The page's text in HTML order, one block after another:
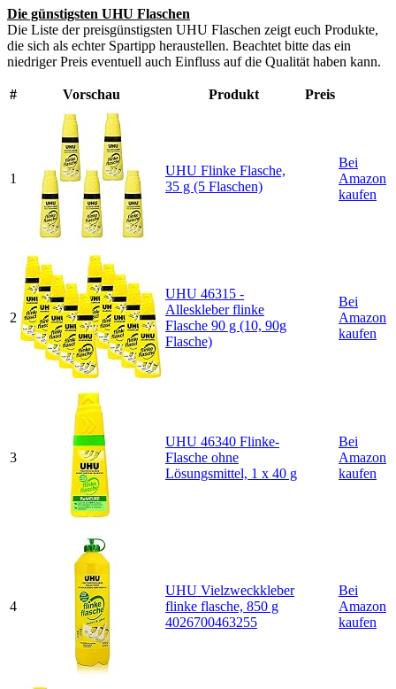
Die günstigsten UHU Flaschen
Die Liste der preisgünstigsten UHU Flaschen zeigt euch Produkte,
die sich als echter Spartipp heraustellen. Beachtet bitte das ein
niedriger Preis eventuell auch Einfluss auf die Qualität haben kann.
# Vorschau Produkt Preis
1
UHU Flinke Flasche,
35 g (5 Flaschen)
Bei
Amazon
kaufen
2
UHU 46315 -
Alleskleber flinke
Flasche 90 g (10, 90g
Flasche)
Bei
Amazon
kaufen
3
UHU 46340 Flinke-
Flasche ohne
Lösungsmittel, 1 x 40 g
Bei
Amazon
kaufen
4
UHU Vielzweckkleber
flinke flasche, 850 g
4026700463255
Bei
Amazon
kaufen